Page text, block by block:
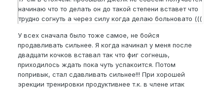
начинаю что то делать он до такой степени вставет что
трудно согнуть а через силу когда делаю больновато (((
У всех сначала было тоже самое, не бойся
продавливать сильнее. Я когда начинал у меня после
двадцати кочков вставал так что фиг согнешь,
приходилось ждать пока чуть успакоится. Потом
попривык, стал сдавливать сильнее!!! При хорошей
эрекции тренировки продуктивнее т.к. в члене итак